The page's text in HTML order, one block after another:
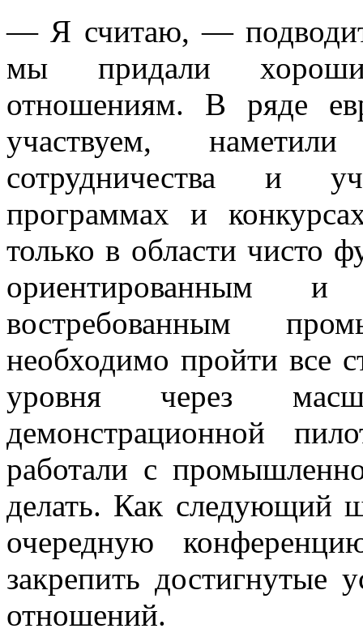
— Я считаю, —
мы придали
отношениям. В ряде
участвуем,
сотрудничества и
программах и
только в области чисто
ориентированным и
востребованным
необходимо пройти все
уровня через
демонстрационной
работали с
делать. Как следующий
очередную
закрепить достигнутые
отношений.